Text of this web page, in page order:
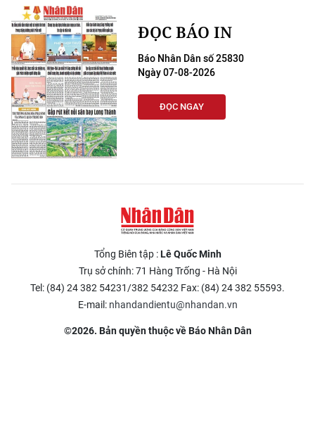
ĐỌC BÁO IN
Báo Nhân Dân số 25830
Ngày 07-08-2026
ĐỌC NGAY
Tổng Biên tập :Lê Quốc Minh
Trụ sở chính: 71 Hàng Trống - Hà Nội
Tel: (84) 24 382 54231/382 54232 Fax: (84) 24 382 55593.
E-mail: nhandandientu@nhandan.vn
©2026. Bản quyền thuộc về Báo Nhân Dân